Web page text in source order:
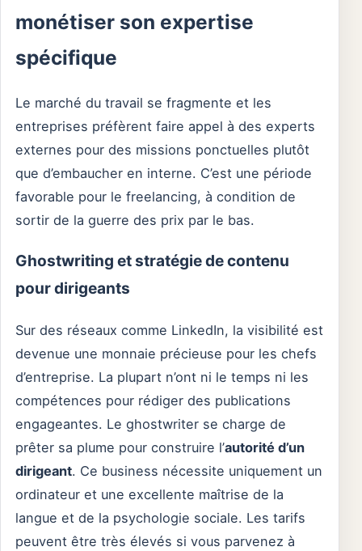
monétiser son expertise
spécifique
Le marché du travail se fragmente et les
entreprises préfèrent faire appel à des experts
externes pour des missions ponctuelles plutôt
que d’embaucher en interne. C’est une période
favorable pour le freelancing, à condition de
sortir de la guerre des prix par le bas.
Ghostwriting et stratégie de contenu
pour dirigeants
Sur des réseaux comme LinkedIn, la visibilité est
devenue une monnaie précieuse pour les chefs
d’entreprise. La plupart n’ont ni le temps ni les
compétences pour rédiger des publications
engageantes. Le ghostwriter se charge de
prêter sa plume pour construire l’autorité d’un
dirigeant. Ce business nécessite uniquement un
ordinateur et une excellente maîtrise de la
langue et de la psychologie sociale. Les tarifs
peuvent être très élevés si vous parvenez à